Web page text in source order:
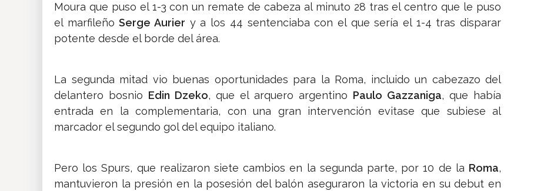
Moura que puso el 1-3 con un remate de cabeza al minuto 28 tras el centro que le puso
el marfileñoSerge Aurier y a los 44 sentenciaba con el que sería el 1-4 tras disparar
potente desde el borde del área.
La segunda mitad vio buenas oportunidades para la Roma, incluido un cabezazo del
delantero bosnio Edin Dzeko, que el arquero argentino Paulo Gazzaniga, que había
entrada en la complementaria, con una gran intervención evitase que subiese al
marcador el segundo gol del equipo italiano.
Pero los Spurs, que realizaron siete cambios en la segunda parte, por 10 de la Roma,
mantuvieron la presión en la posesión del balón aseguraron la victoria en su debut en